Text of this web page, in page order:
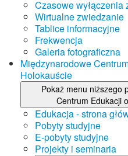
Czasowe wyłączenia
Wirtualne zwiedzanie
Tablice informacyjne
Frekwencja
Galeria fotograficzna
Międzynarodowe
Holokauście
Pokaż menu niższego
Centrum Edukacji
Edukacja - strona
Pobyty studyjne
E-pobyty studyjne
Projekty i seminaria